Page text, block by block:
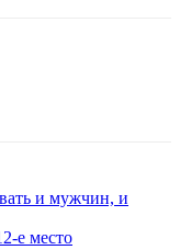
и мужчин, и
е место